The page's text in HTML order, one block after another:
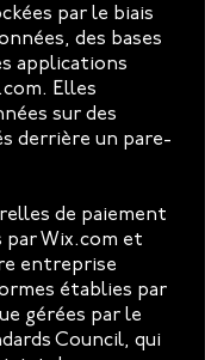
par le biais
des bases
applications
Elles
sur des
derrière un pare-
de paiement
Wix.com et
entreprise
établies par
gérées par le
Council, qui